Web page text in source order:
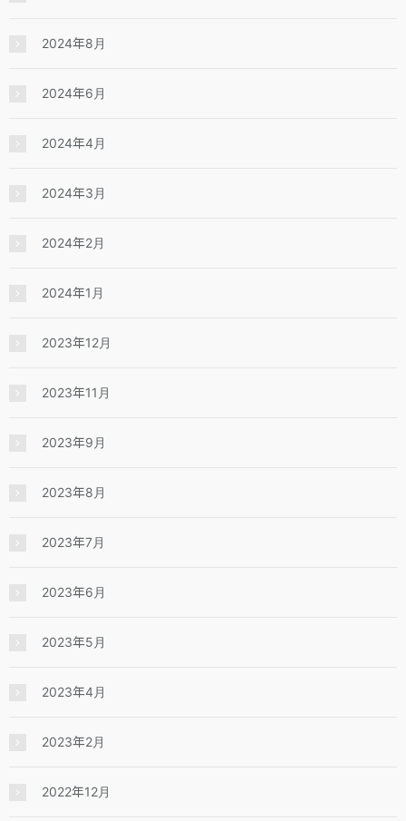
2024年8月
2024年6月
2024年4月
2024年3月
2024年2月
2024年1月
2023年12月
2023年11月
2023年9月
2023年8月
2023年7月
2023年6月
2023年5月
2023年4月
2023年2月
2022年12月